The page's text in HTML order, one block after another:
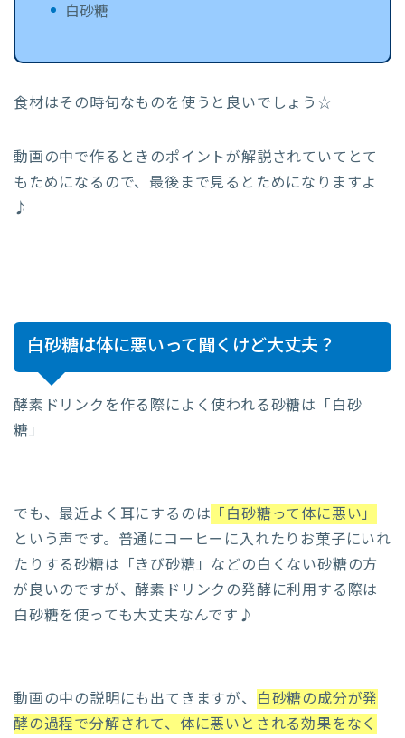
白砂糖
食材はその時旬なものを使うと良いでしょう☆
動画の中で作るときのポイントが解説されていてとて
もためになるので、最後まで見るとためになりますよ
♪
白砂糖は体に悪いって聞くけど大丈夫？
酵素ドリンクを作る際によく使われる砂糖は「白砂
糖」
でも、最近よく耳にするのは 「白砂糖って体に悪い」
という声です。普通にコーヒーに入れたりお菓子にいれ
たりする砂糖は「きび砂糖」などの白くない砂糖の方
が良いのですが、酵素ドリンクの発酵に利用する際は
白砂糖を使っても大丈夫なんです♪
動画の中の説明にも出てきますが、 白砂糖の成分が発
酵の過程で分解されて、体に悪いとされる効果をなく